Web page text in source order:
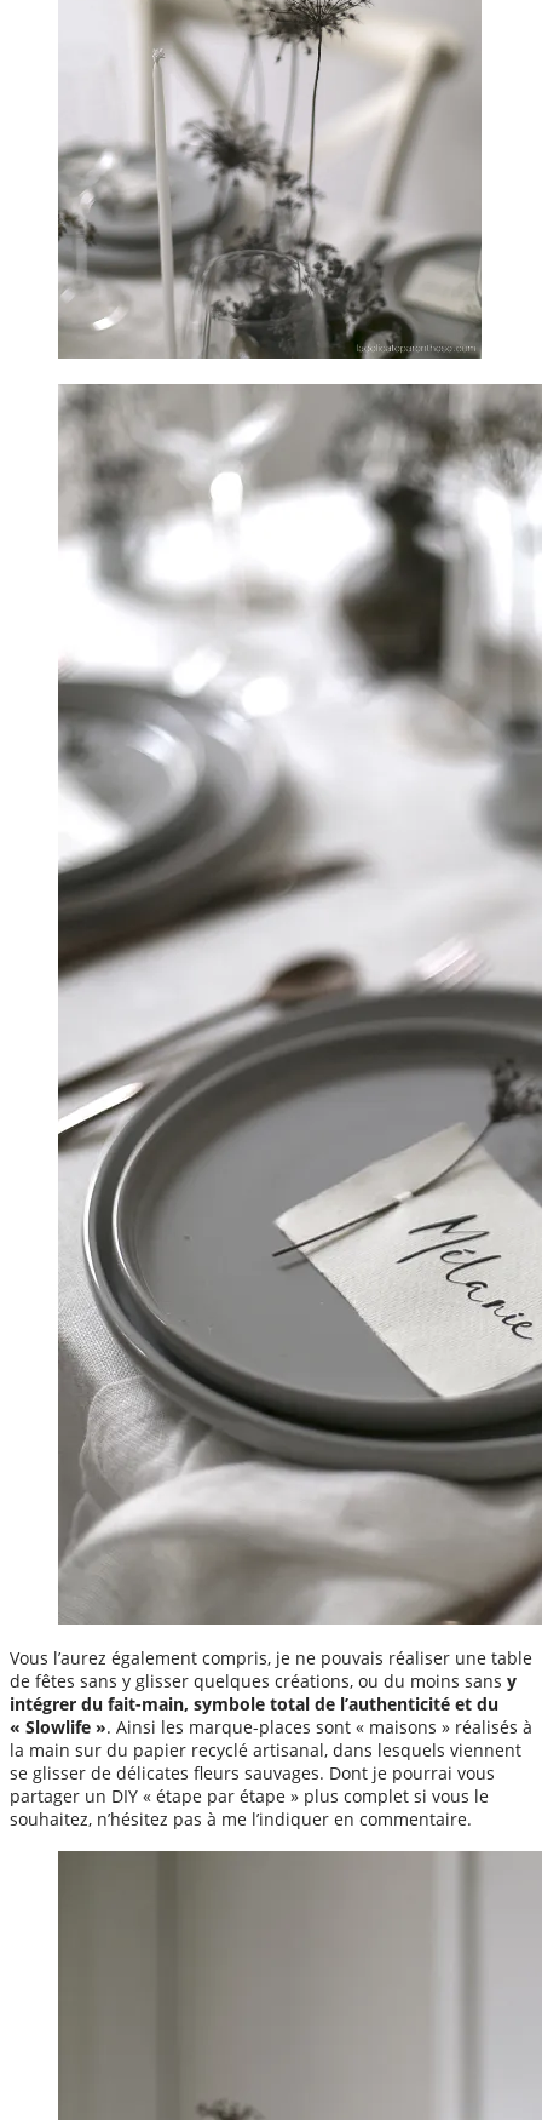
Vous l’aurez également compris, je ne pouvais réaliser une table
de fêtes sans y glisser quelques créations, ou du moins sans y
intégrer du fait-main, symbole total de l’authenticité et du
« Slowlife ». Ainsi les marque-places sont « maisons » réalisés à
la main sur du papier recyclé artisanal, dans lesquels viennent
se glisser de délicates fleurs sauvages. Dont je pourrai vous
partager un DIY « étape par étape » plus complet si vous le
souhaitez, n’hésitez pas à me l’indiquer en commentaire.